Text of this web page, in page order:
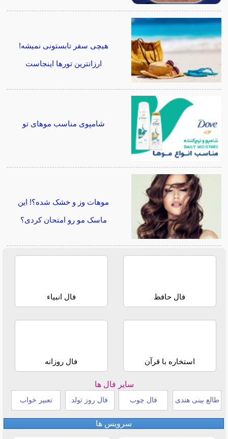
هیچی سفر تابستونی نمیشه!
ارزانترین تورها اینجاست
شامپوی مناسب موهای تو
موهات وز و خشک شده؟! این
ماسک مو رو امتحان کردی؟
فال حافظ فال انبیاء
استخاره با قرآن فال روزانه
سایر فال ها
طالع بینی هندی فال چوب فال روز تولد تعبیر خواب
سرویس ها